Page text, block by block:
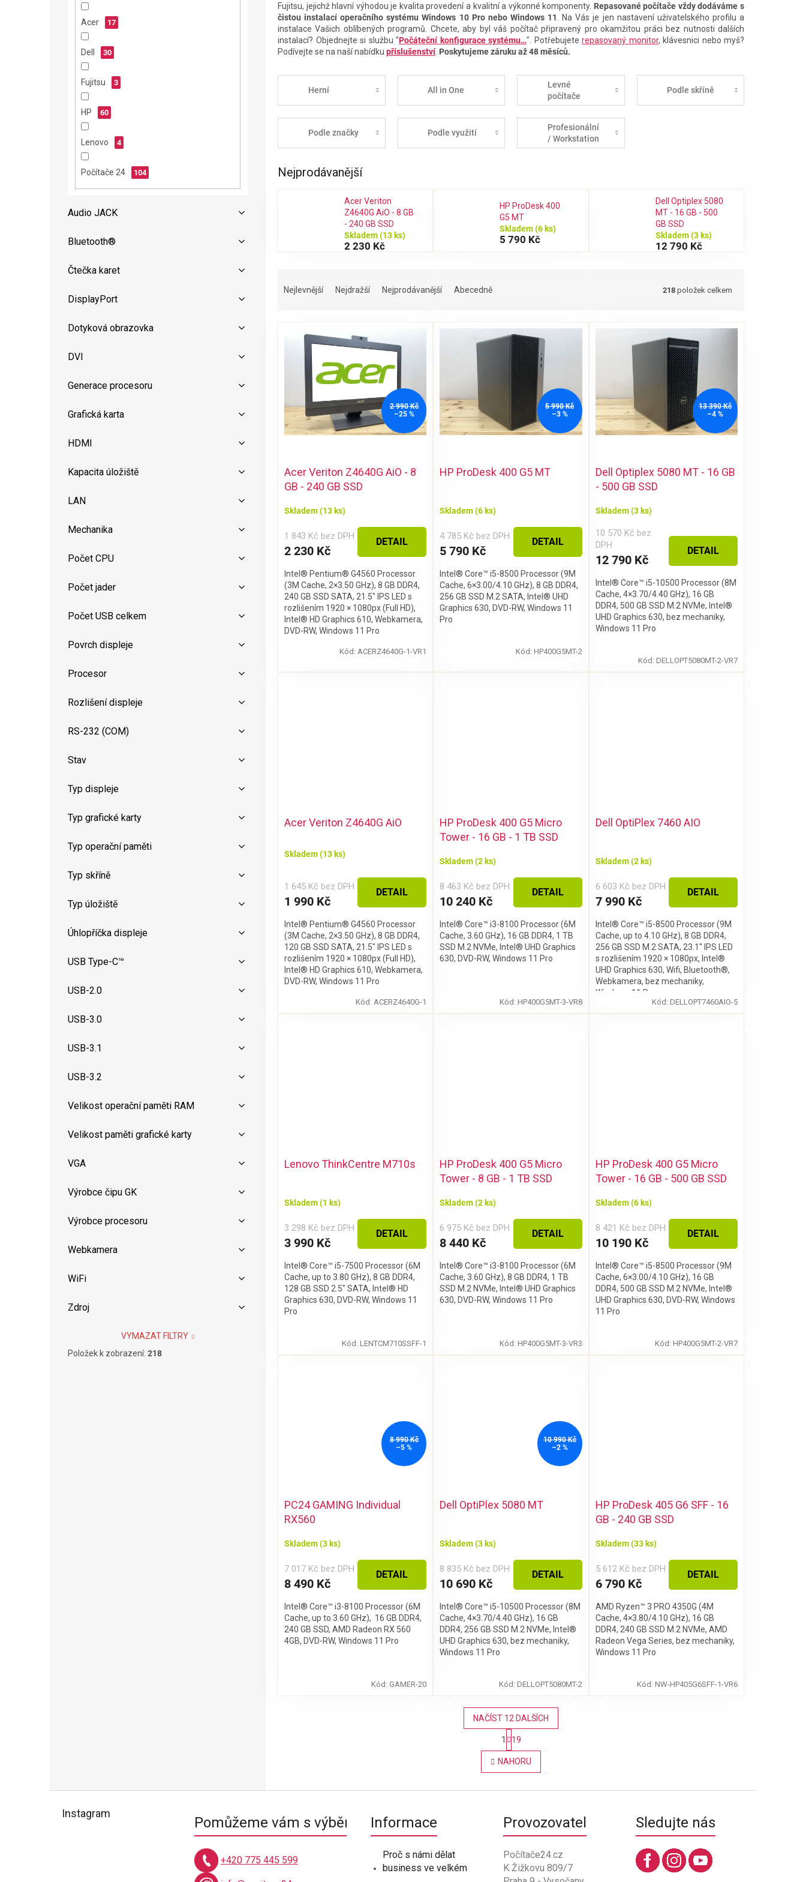
Acer 17
Dell 30
Fujitsu 3
HP 60
Lenovo 4
Počítače 24 104
Audio JACK
Bluetooth®
Čtečka karet
DisplayPort
Dotyková obrazovka
DVI
Generace procesoru
Grafická karta
HDMI
Kapacita úložiště
LAN
Mechanika
Počet CPU
Počet jader
Počet USB celkem
Povrch displeje
Procesor
Rozlišení displeje
RS-232 (COM)
Stav
Typ displeje
Typ grafické karty
Typ operační paměti
Typ skříně
Typ úložiště
Úhlopříčka displeje
USB Type-C™
USB-2.0
USB-3.0
USB-3.1
USB-3.2
Velikost operační paměti RAM
Velikost paměti grafické karty
VGA
Výrobce čipu GK
Výrobce procesoru
Webkamera
WiFi
Zdroj
VYMAZAT FILTRY
Položek k zobrazení: 218
Fujitsu, jejichž hlavní výhodou je kvalita provedení a kvalitní a výkonné komponenty. Repasované počítače vždy dodáváme s
čistou instalací operačního systému Windows 10 Pro nebo Windows 11. Na Vás je jen nastavení uživatelského profilu a
instalace Vašich oblíbených programů. Chcete, aby byl váš počítač připravený pro okamžitou práci bez nutnosti dalších
instalací? Objednejte si službu "Počáteční konfigurace systému…". Potřebujete repasovaný monitor, klávesnici nebo myš?
Podívejte se na naší nabídku příslušenství. Poskytujeme záruku až 48 měsíců.
Herní All in One
Levné
počítače
Podle skříně
Podle značky Podle využití
Profesionální
/ Workstation
Nejprodávanější
Acer Veriton
Z4640G AiO - 8 GB
- 240 GB SSD
Skladem(13 ks)
2 230 Kč
HP ProDesk 400
G5 MT
Skladem(6 ks)
5 790 Kč
Dell Optiplex 5080
MT - 16 GB - 500
GB SSD
Skladem(3 ks)
12 790 Kč
Nejlevnější Nejdražší Nejprodávanější Abecedně 218 položek celkem
2 990 Kč
–25 %
Acer Veriton Z4640G AiO - 8
GB - 240 GB SSD
Skladem(13 ks)
1 843 Kč bez DPH
2 230 Kč
DETAIL
Intel® Pentium® G4560 Processor
(3M Cache, 2×3.50 GHz), 8 GB DDR4,
240 GB SSD SATA, 21.5″ IPS LED s
rozlišením 1920 × 1080px (Full HD),
Intel® HD Graphics 610, Webkamera,
DVD-RW, Windows 11 Pro
Kód: ACERZ4640G-1-VR1
5 990 Kč
–3 %
HP ProDesk 400 G5 MT
Skladem(6 ks)
4 785 Kč bez DPH
5 790 Kč
DETAIL
Intel® Core™ i5-8500 Processor (9M
Cache, 6×3.00/4.10 GHz), 8 GB DDR4,
256 GB SSD M.2 SATA, Intel® UHD
Graphics 630, DVD-RW, Windows 11
Pro
Kód: HP400G5MT-2
13 390 Kč
–4 %
Dell Optiplex 5080 MT - 16 GB
- 500 GB SSD
Skladem(3 ks)
10 570 Kč bez
DPH
12 790 Kč
DETAIL
Intel® Core™ i5-10500 Processor (8M
Cache, 4×3.70/4.40 GHz), 16 GB
DDR4, 500 GB SSD M.2 NVMe, Intel®
UHD Graphics 630, bez mechaniky,
Windows 11 Pro
Kód: DELLOPT5080MT-2-VR7
Acer Veriton Z4640G AiO
produktu
5,0
Skladem(13 ks)
1 645 Kč bez DPH
1 990 Kč
DETAIL
Intel® Pentium® G4560 Processor
(3M Cache, 2×3.50 GHz), 8 GB DDR4,
120 GB SSD SATA, 21.5″ IPS LED s
rozlišením 1920 × 1080px (Full HD),
Intel® HD Graphics 610, Webkamera,
DVD-RW, Windows 11 Pro
Kód: ACERZ4640G-1
HP ProDesk 400 G5 Micro
Tower - 16 GB - 1 TB SSD
Skladem(2 ks)
8 463 Kč bez DPH
10 240 Kč
DETAIL
Intel® Core™ i3-8100 Processor (6M
Cache, 3.60 GHz), 16 GB DDR4, 1 TB
SSD M.2 NVMe, Intel® UHD Graphics
630, DVD-RW, Windows 11 Pro
Kód: HP400G5MT-3-VR8
Dell OptiPlex 7460 AIO
Skladem(2 ks)
6 603 Kč bez DPH
7 990 Kč
DETAIL
Intel® Core™ i5-8500 Processor (9M
Cache, up to 4.10 GHz), 8 GB DDR4,
256 GB SSD M.2 SATA, 23.1″ IPS LED
s rozlišením 1920 × 1080px, Intel®
UHD Graphics 630, Wifi, Bluetooth®,
Webkamera, bez mechaniky,
Windows 11 Pro
Kód: DELLOPT7460AIO-5
Lenovo ThinkCentre M710s
Skladem(1 ks)
3 298 Kč bez DPH
3 990 Kč
DETAIL
Intel® Core™ i5-7500 Processor (6M
Cache, up to 3.80 GHz), 8 GB DDR4,
128 GB SSD 2.5" SATA, Intel® HD
Graphics 630, DVD-RW, Windows 11
Pro
Kód:LENTCM710SSFF-1
HP ProDesk 400 G5 Micro
Tower - 8 GB - 1 TB SSD
Skladem(2 ks)
6 975 Kč bez DPH
8 440 Kč
DETAIL
Intel® Core™ i3-8100 Processor (6M
Cache, 3.60 GHz), 8 GB DDR4, 1 TB
SSD M.2 NVMe, Intel® UHD Graphics
630, DVD-RW, Windows 11 Pro
Kód: HP400G5MT-3-VR3
HP ProDesk 400 G5 Micro
Tower - 16 GB - 500 GB SSD
Skladem(6 ks)
8 421 Kč bez DPH
10 190 Kč
DETAIL
Intel® Core™ i5-8500 Processor (9M
Cache, 6×3.00/4.10 GHz), 16 GB
DDR4, 500 GB SSD M.2 NVMe, Intel®
UHD Graphics 630, DVD-RW, Windows
11 Pro
Kód: HP400G5MT-2-VR7
8 990 Kč
–5 %
PC24 GAMING Individual
RX560
Skladem(3 ks)
7 017 Kč bez DPH
8 490 Kč
DETAIL
Intel® Core™ i3-8100 Processor (6M
Cache, up to 3.60 GHz), 16 GB DDR4,
240 GB SSD, AMD Radeon RX 560
4GB, DVD-RW, Windows 11 Pro
Kód: GAMER-20
10 990 Kč
–2 %
Dell OptiPlex 5080 MT
Skladem(3 ks)
8 835 Kč bez DPH
10 690 Kč
DETAIL
Intel® Core™ i5-10500 Processor (8M
Cache, 4×3.70/4.40 GHz), 16 GB
DDR4, 256 GB SSD M.2 NVMe, Intel®
UHD Graphics 630, bez mechaniky,
Windows 11 Pro
Kód: DELLOPT5080MT-2
HP ProDesk 405 G6 SFF - 16
GB - 240 GB SSD
Skladem(33 ks)
5 612 Kč bez DPH
6 790 Kč
DETAIL
AMD Ryzen™ 3 PRO 4350G (4M
Cache, 4×3.80/4.10 GHz), 16 GB
DDR4, 240 GB SSD M.2 NVMe, AMD
Radeon Vega Series, bez mechaniky,
Windows 11 Pro
Kód: NW-HP405G6SFF-1-VR6
O
v
l
d
í
p
v
k
NAČÍST 12 DALŠÍCH
S
t
r
á
n
á
n
í
1 19
NAHORU
Instagram
Pomůžeme vám s výběrem
+420 775 445 599
Informace
Proč s námi dělat
business ve velkém
Provozovatel
Počítače24.cz
K Žižkovu 809/7
Sledujte nás
Stačí sepřihlásit k odběru
newsletteru a voucher